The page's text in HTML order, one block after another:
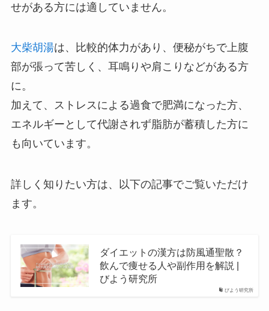
せがある方には適していません。
大柴胡湯は、比較的体力があり、便秘がちで上腹
部が張って苦しく、耳鳴りや肩こりなどがある方
に。
加えて、ストレスによる過食で肥満になった方、
エネルギーとして代謝されず脂肪が蓄積した方に
も向いています。
詳しく知りたい方は、以下の記事でご覧いただけ
ます。
びよう研究所
ダイエットの漢方は防風通聖散？
飲んで痩せる人や副作用を解説 |
びよう研究所